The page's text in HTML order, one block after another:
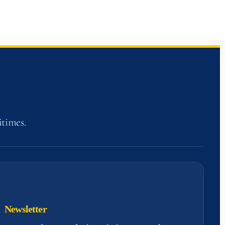
Newsletter